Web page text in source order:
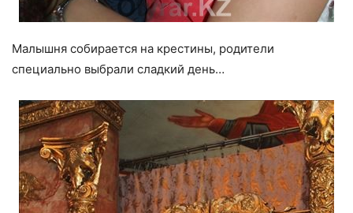
Малышня собирается на крестины, родители
специально выбрали сладкий день…